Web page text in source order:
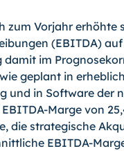
zum Vorjahr
(EBITDA)
damit im
geplant in
in Software der
Marge von
die strategische
EBITDA-